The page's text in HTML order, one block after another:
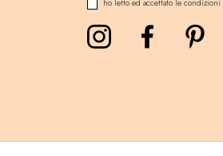
ho letto ed accettato le condizioni